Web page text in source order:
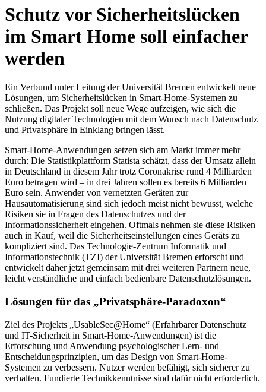
Schutz vor Sicherheitslücken
im Smart Home soll einfacher
werden
Ein Verbund unter Leitung der Universität Bremen entwickelt neue
Lösungen, um Sicherheitslücken in Smart-Home-Systemen zu
schließen. Das Projekt soll neue Wege aufzeigen, wie sich die
Nutzung digitaler Technologien mit dem Wunsch nach Datenschutz
und Privatsphäre in Einklang bringen lässt.
Smart-Home-Anwendungen setzen sich am Markt immer mehr
durch: Die Statistikplattform Statista schätzt, dass der Umsatz allein
in Deutschland in diesem Jahr trotz Coronakrise rund 4 Milliarden
Euro betragen wird – in drei Jahren sollen es bereits 6 Milliarden
Euro sein. Anwender von vernetzten Geräten zur
Hausautomatisierung sind sich jedoch meist nicht bewusst, welche
Risiken sie in Fragen des Datenschutzes und der
Informationssicherheit eingehen. Oftmals nehmen sie diese Risiken
auch in Kauf, weil die Sicherheitseinstellungen eines Geräts zu
kompliziert sind. Das Technologie-Zentrum Informatik und
Informationstechnik (TZI) der Universität Bremen erforscht und
entwickelt daher jetzt gemeinsam mit drei weiteren Partnern neue,
leicht verständliche und einfach bedienbare Datenschutzlösungen.
Lösungen für das „Privatsphäre-Paradoxon“
Ziel des Projekts „UsableSec@Home“ (Erfahrbarer Datenschutz
und IT-Sicherheit in Smart-Home-Anwendungen) ist die
Erforschung und Anwendung psychologischer Lern- und
Entscheidungsprinzipien, um das Design von Smart-Home-
Systemen zu verbessern. Nutzer werden befähigt, sich sicherer zu
verhalten. Fundierte Technikkenntnisse sind dafür nicht erforderlich.